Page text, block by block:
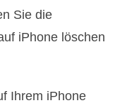
Sie die
iPhone löschen
Ihrem iPhone